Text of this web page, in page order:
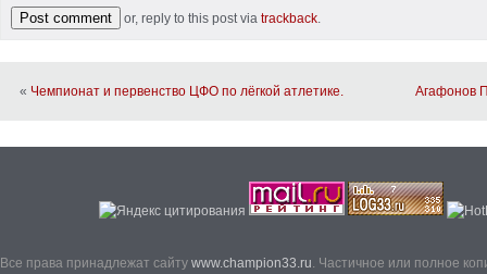
or, reply to this post via trackback.
« Чемпионат и первенство ЦФО по лёгкой атлетике. Агафонов
Все права принадлежат сайту www.champion33.ru. Частичное или полное